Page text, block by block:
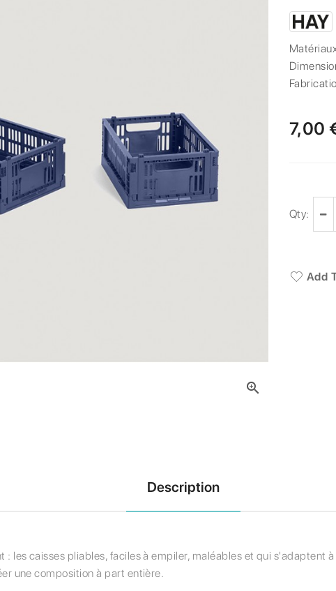

7,00
Qty:
Add
Description
les caisses pliables, faciles à empiler, maléables et qui s'adaptent
une composition à part entière.